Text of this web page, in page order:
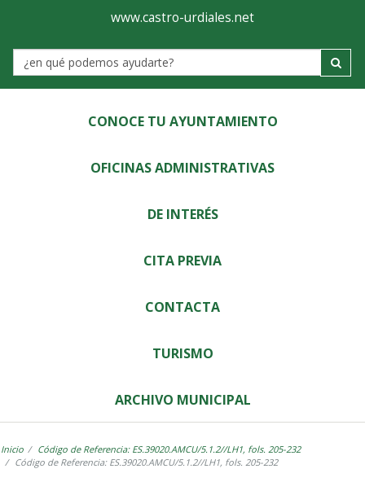
Ayuntamiento
de
Castro-
Urdiales
www.castro-urdiales.net
Label
CONOCE TU AYUNTAMIENTO
OFICINAS ADMINISTRATIVAS
DE INTERÉS
CITA PREVIA
CONTACTA
TURISMO
ARCHIVO MUNICIPAL
Inicio
Código de Referencia: ES.39020.AMCU/5.1.2//LH1, fols. 205-232
Código de Referencia: ES.39020.AMCU/5.1.2//LH1, fols. 205-232